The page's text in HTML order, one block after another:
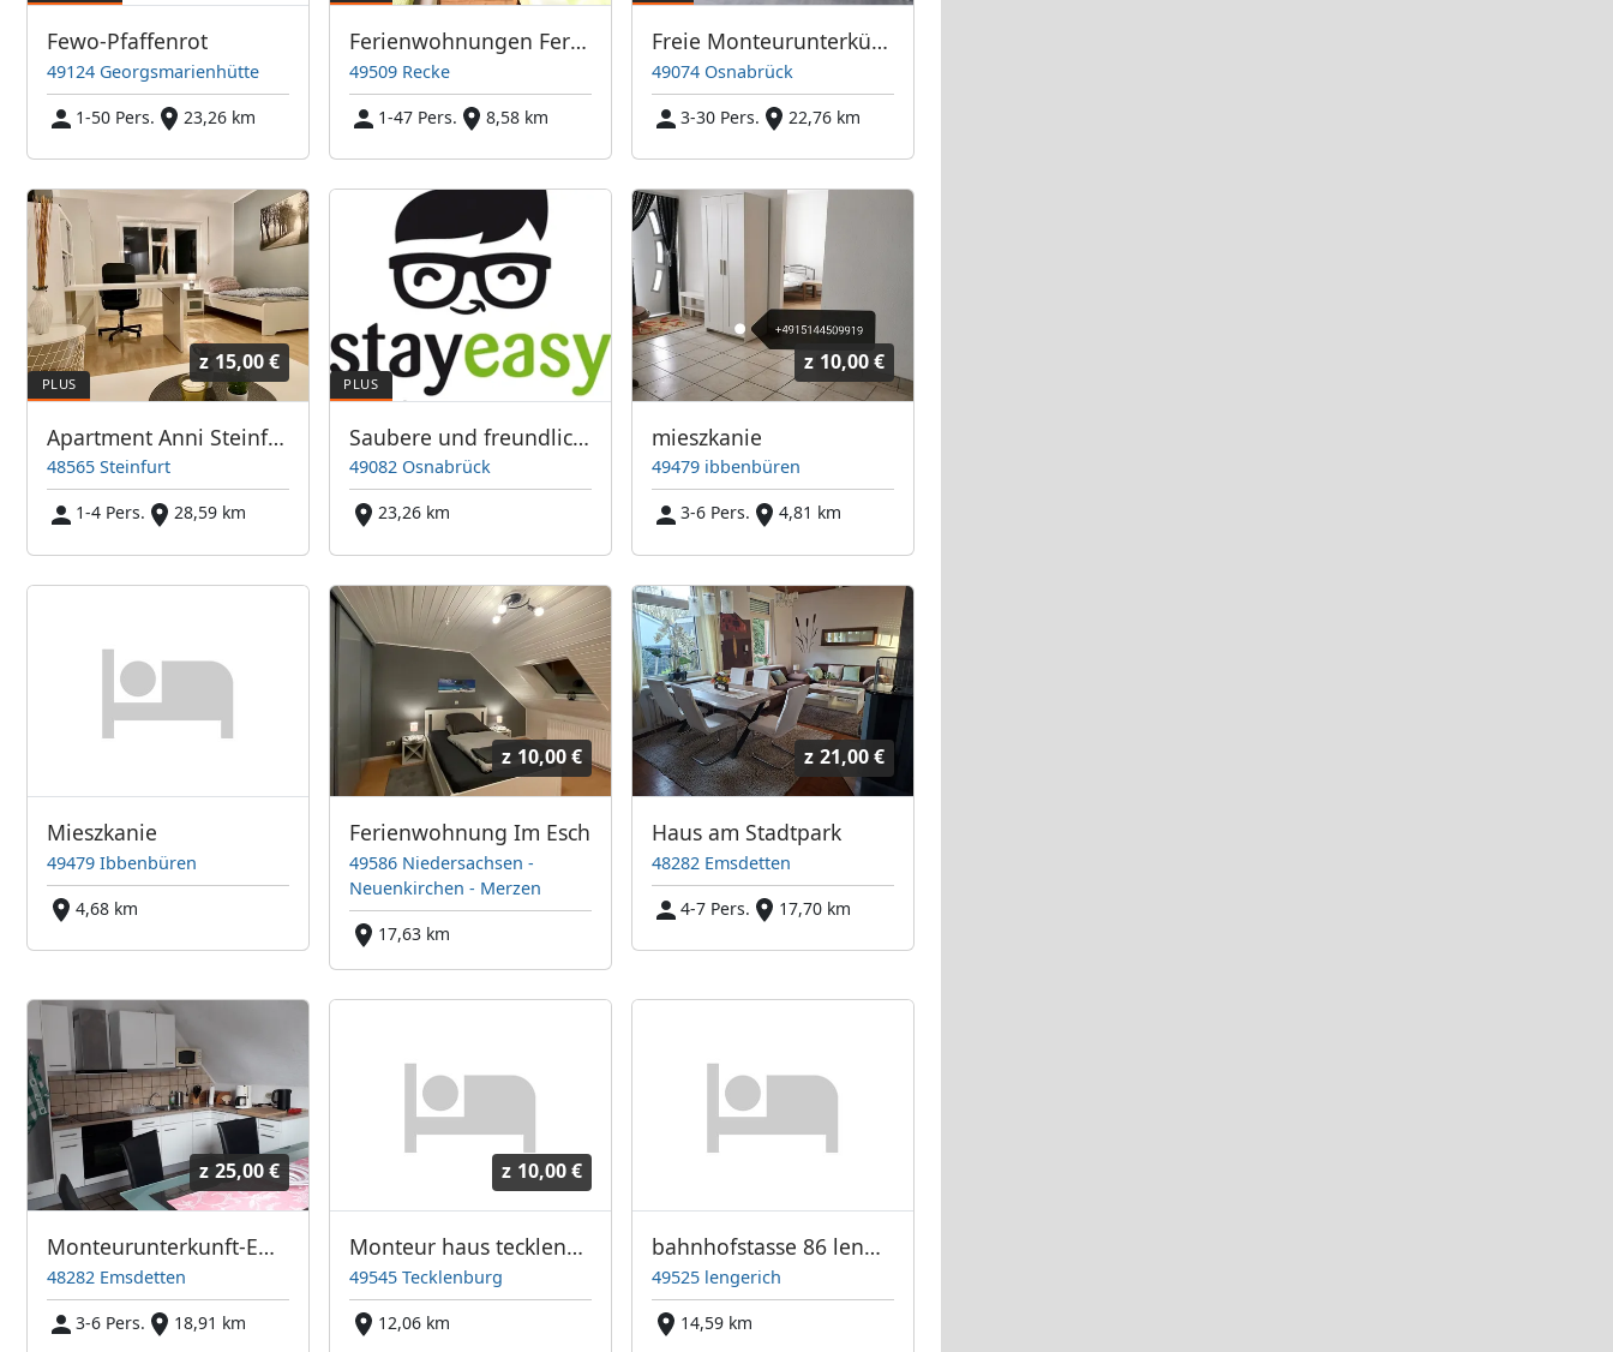
Fewo-Pfaffenrot
49124 Georgsmarienhütte
1-50 Pers.
23,26 km
Ferienwohnungen Ferienhof Feldmann
49509 Recke
1-47 Pers.
8,58 km
Freie Monteurunterkünfte in Osnabrück – JETZT anrufen! Wir sprechen auch Polnisch
49074 Osnabrück
3-30 Pers.
22,76 km
z 15,00 €
Apartment Anni Steinfurt
48565 Steinfurt
1-4 Pers.
28,59 km
Saubere und freundliche Unterkünfte. Flexible Anmietungsdauer
49082 Osnabrück
23,26 km
z 10,00 €
mieszkanie
49479 ibbenbüren
3-6 Pers.
4,81 km
Mieszkanie
49479 Ibbenbüren
4,68 km
z 10,00 €
Ferienwohnung Im Esch
49586 Niedersachsen -
Neuenkirchen - Merzen
17,63 km
z 21,00 €
Haus am Stadtpark
48282 Emsdetten
4-7 Pers.
17,70 km
z 25,00 €
Monteurunterkunft-Emsdetten
48282 Emsdetten
3-6 Pers.
18,91 km
z 10,00 €
Monteur haus tecklenburg
49545 Tecklenburg
12,06 km
bahnhofstasse 86 lengerich
49525 lengerich
14,59 km